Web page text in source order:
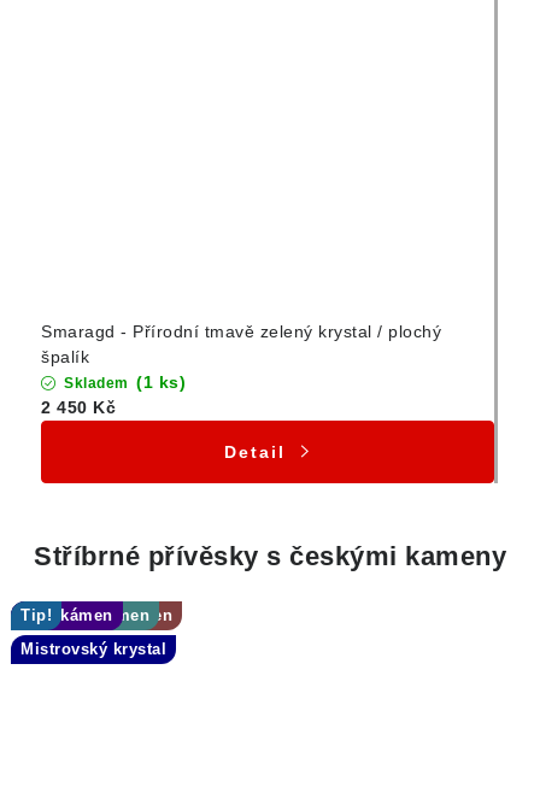
Smaragd - Přírodní tmavě zelený krystal / plochý
špalík
Skladem (1 ks)
2 450 Kč
Detail
Stříbrné přívěsky s českými kameny
Tip!
Mistrovský krystal
Tromlovaný kámen
Tip!
Sbírkový kámen
TOP kámen
TOP kámen
Tip!